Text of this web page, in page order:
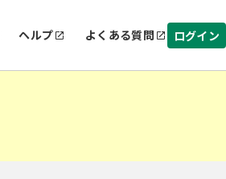
ヘルプ よくある質問 ログイン